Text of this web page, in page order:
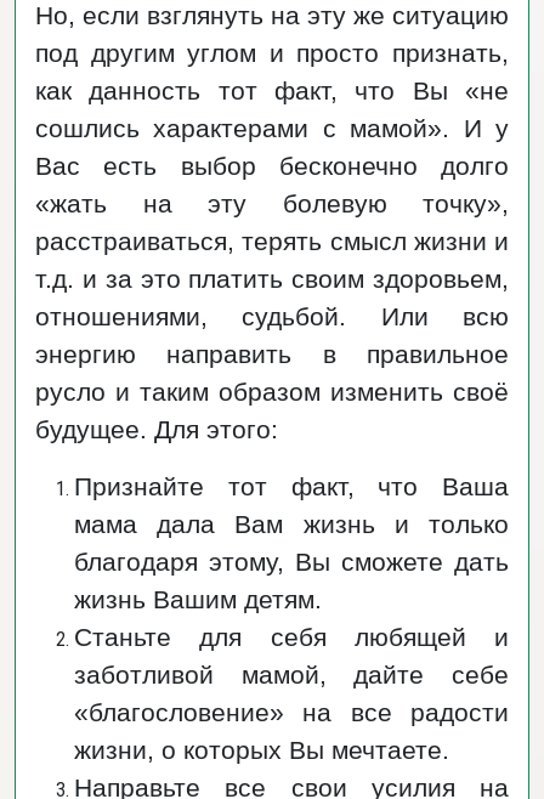
Но, если взглянуть на эту же ситуацию
под другим углом и просто признать,
как данность тот факт, что Вы «не
сошлись характерами с мамой». И у
Вас есть выбор бесконечно долго
«жать на эту болевую точку»,
расстраиваться, терять смысл жизни и
т.д. и за это платить своим здоровьем,
отношениями, судьбой. Или всю
энергию направить в правильное
русло и таким образом изменить своё
будущее. Для этого:
Признайте тот факт, что Ваша
мама дала Вам жизнь и только
благодаря этому, Вы сможете дать
жизнь Вашим детям.
Станьте для себя любящей и
заботливой мамой, дайте себе
«благословение» на все радости
жизни, о которых Вы мечтаете.
Направьте все свои усилия на